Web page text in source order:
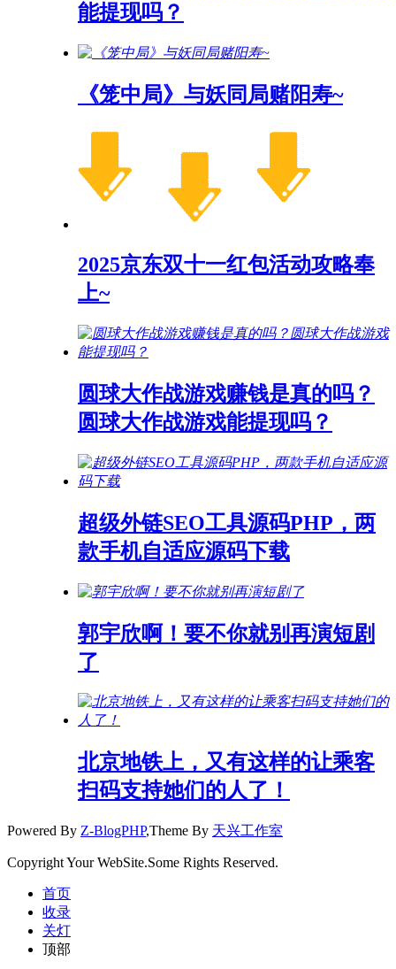
能提现吗？
《笼中局》与妖同局赌阳寿~
2025京东双十一红包活动攻略奉
上~
圆球大作战游戏赚钱是真的吗？
圆球大作战游戏能提现吗？
超级外链SEO工具源码PHP，两
款手机自适应源码下载
郭宇欣啊！要不你就别再演短剧
了
北京地铁上，又有这样的让乘客
扫码支持她们的人了！
Powered By Z-BlogPHP,Theme By 天兴工作室
Copyright Your WebSite.Some Rights Reserved.
首页
收录
关灯
顶部